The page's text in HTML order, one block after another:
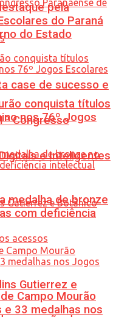
case de sucesso e
Congresso
e Inteligentes
Gutierrez e
pela
do Paraná
do Estado
conquista títulos
nos 76º Jogos
medalha de bronze
com deficiência
Campo Mourão
33 medalhas nos